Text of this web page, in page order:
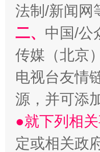
揭批美国五大
法制/新闻网
二、 中国/公
传媒（北京
电视台友情
源，并可添
●就下列相
定或相关政